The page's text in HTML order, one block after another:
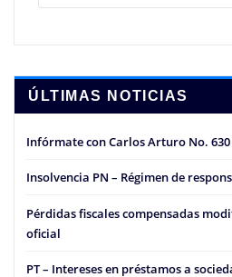
ÚLTIMAS NOTICIAS
Infórmate con Carlos Arturo No. 630
Insolvencia PN – Régimen de
Pérdidas fiscales compensadas
oficial
PT – Intereses en préstamos a